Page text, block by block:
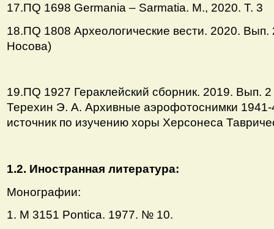
17.ПQ 1698 Germania – Sarmatia. М., 2020. Т. 3
18.ПQ 1808 Археологические вести. 2020.
Носова)
19.ПQ 1927 Гераклейский сборник. 2019. Вып.
Терехин Э. А. Архивные аэрофотоснимки 1941-
источник по изучению хоры Херсонеса
1.2. Иностранная литература:
Монографии:
1. M 3151 Pontica. 1977. № 10.